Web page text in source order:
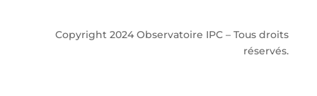
Copyright 2024 Observatoire IPC – Tous droits
réservés.